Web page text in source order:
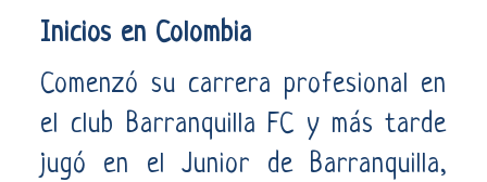
Inicios en Colombia
Comenzó su carrera profesional en
el club Barranquilla FC y más tarde
jugó en el Junior de Barranquilla,